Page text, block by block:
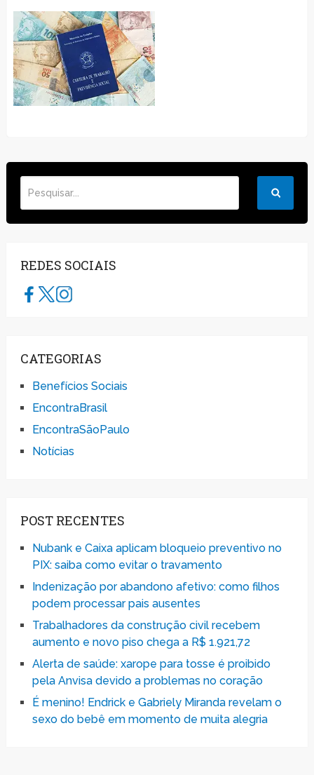
REDES SOCIAIS
CATEGORIAS
Benefícios Sociais
EncontraBrasil
EncontraSãoPaulo
Notícias
POST RECENTES
Nubank e Caixa aplicam bloqueio preventivo no
PIX: saiba como evitar o travamento
Indenização por abandono afetivo: como filhos
podem processar pais ausentes
Trabalhadores da construção civil recebem
aumento e novo piso chega a R$ 1.921,72
Alerta de saúde: xarope para tosse é proibido
pela Anvisa devido a problemas no coração
É menino! Endrick e Gabriely Miranda revelam o
sexo do bebê em momento de muita alegria